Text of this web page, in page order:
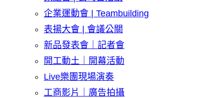
企業運動會 | Teambuilding
表揚大會 | 會議公關
新品發表會｜記者會
開工動土｜開幕活動
Live樂團現場演奏
工商影片｜廣告拍攝